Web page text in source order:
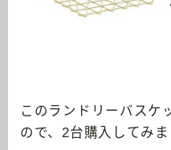
このランドリーバスケ
ので、2台購入してみま